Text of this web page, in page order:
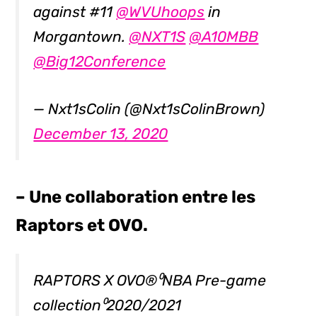
against #11 @WVUhoops in
Morgantown. @NXT1S @A10MBB
@Big12Conference
— Nxt1sColin (@Nxt1sColinBrown)
December 13, 2020
– Une collaboration entre les
Raptors et OVO.
RAPTORS X OVO®⁰NBA Pre-game
collection⁰2020/2021